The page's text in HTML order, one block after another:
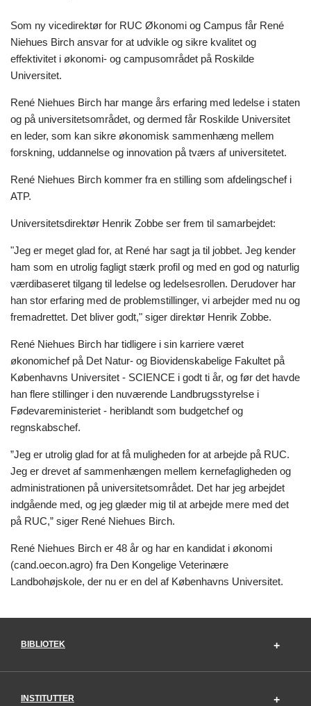
Som ny vicedirektør for RUC Økonomi og Campus får René
Niehues Birch ansvar for at udvikle og sikre kvalitet og
effektivitet i økonomi- og campusområdet på Roskilde
Universitet.
René Niehues Birch har mange års erfaring med ledelse i staten
og på universitetsområdet, og dermed får Roskilde Universitet
en leder, som kan sikre økonomisk sammenhæng mellem
forskning, uddannelse og innovation på tværs af universitetet.
René Niehues Birch kommer fra en stilling som afdelingschef i
ATP.
Universitetsdirektør Henrik Zobbe ser frem til samarbejdet:
"Jeg er meget glad for, at René har sagt ja til jobbet. Jeg kender
ham som en utrolig fagligt stærk profil og med en god og naturlig
værdibaseret tilgang til ledelse og ledelsesrollen. Derudover har
han stor erfaring med de problemstillinger, vi arbejder med nu og
fremadrettet. Det bliver godt," siger direktør Henrik Zobbe.
René Niehues Birch har tidligere i sin karriere været
økonomichef på Det Natur- og Biovidenskabelige Fakultet på
Københavns Universitet - SCIENCE i godt ti år, og før det havde
han flere stillinger i den nuværende Landbrugsstyrelse i
Fødevareministeriet - heriblandt som budgetchef og
regnskabschef.
”Jeg er utrolig glad for at få muligheden for at arbejde på RUC.
Jeg er drevet af sammenhængen mellem kernefagligheden og
administrationen på universitetsområdet. Det har jeg arbejdet
indgående med, og jeg glæder mig til at arbejde mere med det
på RUC,” siger René Niehues Birch.
René Niehues Birch er 48 år og har en kandidat i økonomi
(cand.oecon.agro) fra Den Kongelige Veterinære
Landbohøjskole, der nu er en del af Københavns Universitet.
BIBLIOTEK
INSTITUTTER